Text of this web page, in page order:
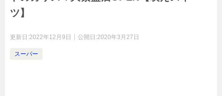
ツ】
更新日:2022年12月9日 公開日:2020年3月27日
スーパー